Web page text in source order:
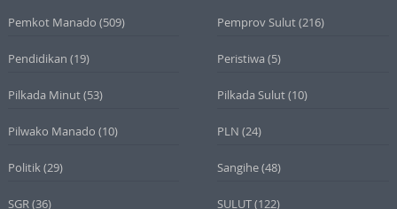
Pemkot Manado (509) Pemprov Sulut(216)
Pendidikan (19) Peristiwa (5)
Pilkada Minut(53) Pilkada Sulut(10)
Pilwako Manado (10) PLN (24)
Politik(29) Sangihe(48)
SGR(36) SULUT(122)